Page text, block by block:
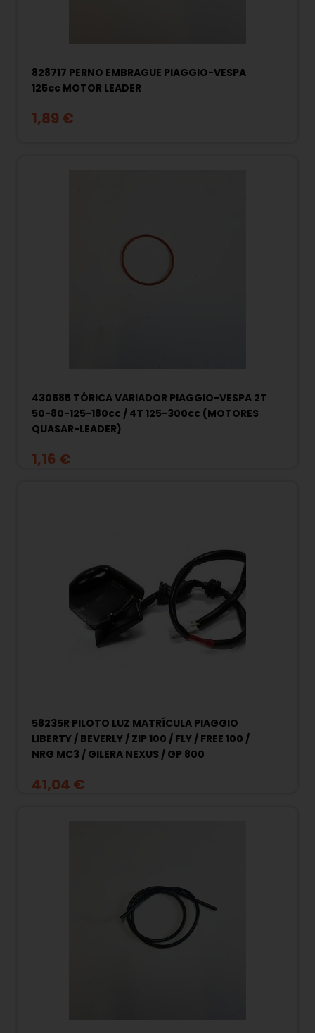
828717 PERNO EMBRAGUE PIAGGIO-VESPA
125cc MOTOR LEADER
1,89 €
430585 TÓRICA VARIADOR PIAGGIO-VESPA 2T
50-80-125-180cc / 4T 125-300cc (MOTORES
QUASAR-LEADER)
1,16 €
58235R PILOTO LUZ MATRÍCULA PIAGGIO
LIBERTY / BEVERLY / ZIP 100 / FLY / FREE 100 /
NRG MC3 / GILERA NEXUS / GP 800
41,04 €